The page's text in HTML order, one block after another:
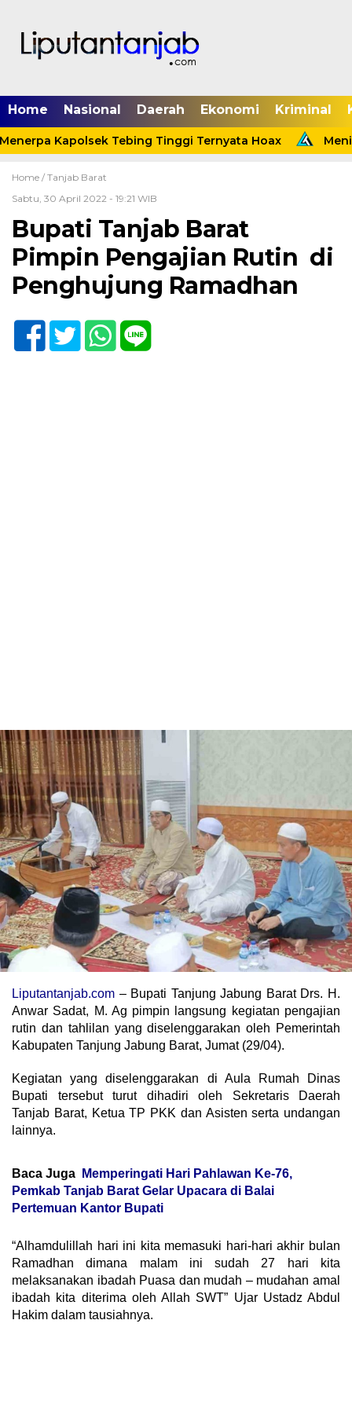
Home Nasional Daerah Ekonomi Kriminal
Kapolsek Tebing Tinggi Ternyata Hoax
Home / Tanjab Barat
Sabtu, 30 April 2022 - 19:21 WIB
Bupati Tanjab Barat
Pimpin Pengajian Rutin di
Penghujung Ramadhan
Liputantanjab.com – Bupati Tanjung Jabung Barat Drs. H.
Anwar Sadat, M. Ag pimpin langsung kegiatan pengajian
rutin dan tahlilan yang diselenggarakan oleh Pemerintah
Kabupaten Tanjung Jabung Barat, Jumat (29/04).
Kegiatan yang diselenggarakan di Aula Rumah Dinas
Bupati tersebut turut dihadiri oleh Sekretaris Daerah
Tanjab Barat, Ketua TP PKK dan Asisten serta undangan
lainnya.
Baca Juga
Memperingati Hari Pahlawan Ke-76,
Pemkab Tanjab Barat Gelar Upacara di Balai
Pertemuan Kantor Bupati
“Alhamdulillah hari ini kita memasuki hari-hari akhir bulan
Ramadhan dimana malam ini sudah 27 hari kita
melaksanakan ibadah Puasa dan mudah – mudahan amal
ibadah kita diterima oleh Allah SWT” Ujar Ustadz Abdul
Hakim dalam tausiahnya.